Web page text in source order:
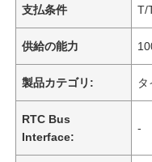
支払条件 T/
供給の能力
製品カテゴリ:
RTC Bus
Interface:
-